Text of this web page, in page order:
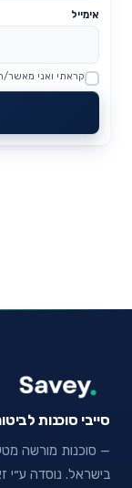
אימייל
Website
קראתי ואני מאשר/
סייבי סוכנות לביטוח
— סוכנות מורשה